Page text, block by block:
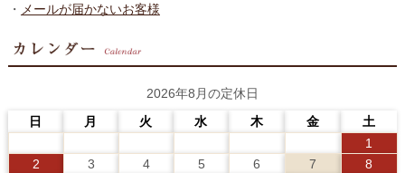
・ メールが届かないお客様
2026年8月の定休日
日
月 火 水 木 金
土
1
2
3 4 5 6 7
8